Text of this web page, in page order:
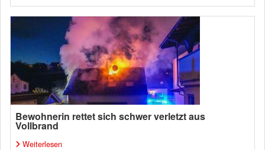
Bewohnerin rettet sich schwer verletzt aus
Vollbrand
Weiterlesen